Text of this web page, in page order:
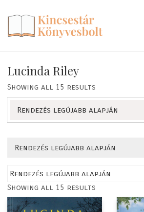
Lucinda Riley
Showing all 15 results
Rendezés legújabb alapján
Rendezés legújabb alapján
Showing all 15 results